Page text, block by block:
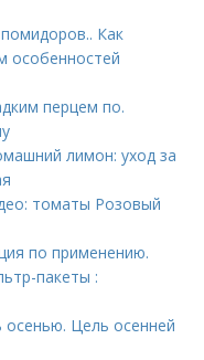
Как
особенностей
перцем по.
лимон: уход за
томаты Розовый
по применению.
пакеты :
Цель осенней